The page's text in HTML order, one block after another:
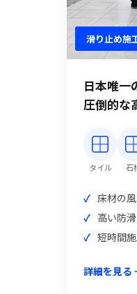
滑り止め施
日本唯一
圧倒的な
タイル 石
床材の
高い防
短時間
詳細を見